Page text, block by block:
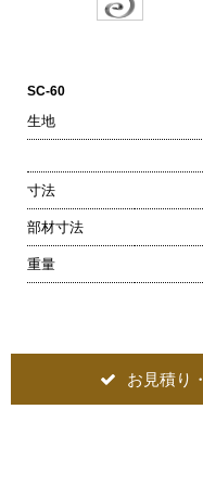
SC-60
生地
寸法
部材寸法
重量
お見積り